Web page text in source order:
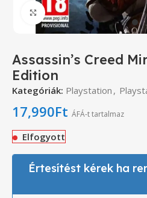
Click to enlarge
Assassin’s Creed
Edition
Kategóriák: Playstation ,
17,990Ft ÁFÁ-t tartalmaz
Elfogyott
Értesítést kérek ha